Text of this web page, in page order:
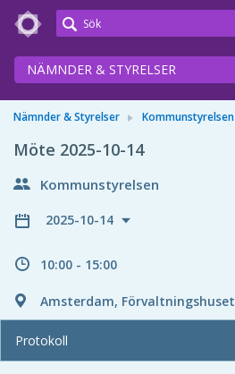
Meetings+
NÄMNDER & STYRELSER
Nämnder & Styrelser Kommunstyrelsen
Möte 2025-10-14
Kommunstyrelsen
2025-10-14
10:00 - 15:00
Amsterdam, Förvaltningshuset
Protokoll